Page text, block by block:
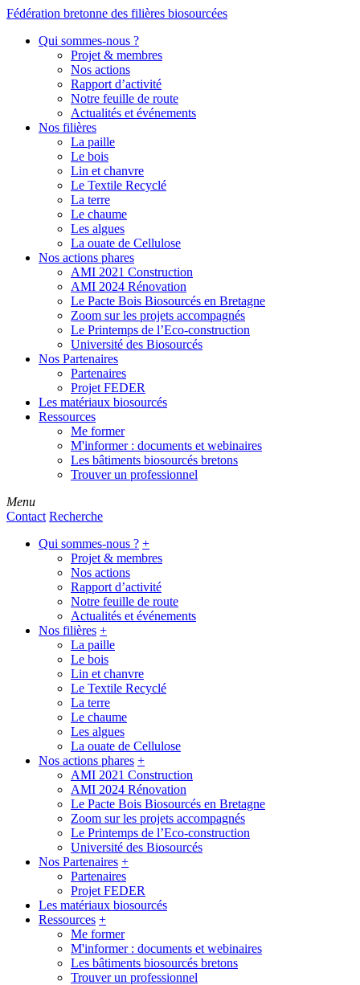
Fédération bretonne des filières biosourcées
Qui sommes-nous ?
Projet & membres
Nos actions
Rapport d’activité
Notre feuille de route
Actualités et événements
Nos filières
La paille
Le bois
Lin et chanvre
Le Textile Recyclé
La terre
Le chaume
Les algues
La ouate de Cellulose
Nos actions phares
AMI 2021 Construction
AMI 2024 Rénovation
Le Pacte Bois Biosourcés en Bretagne
Zoom sur les projets accompagnés
Le Printemps de l’Eco-construction
Université des Biosourcés
Nos Partenaires
Partenaires
Projet FEDER
Les matériaux biosourcés
Ressources
Me former
M'informer : documents et webinaires
Les bâtiments biosourcés bretons
Trouver un professionnel
Menu
Contact Recherche
Qui sommes-nous ? +
Projet & membres
Nos actions
Rapport d’activité
Notre feuille de route
Actualités et événements
Nos filières +
La paille
Le bois
Lin et chanvre
Le Textile Recyclé
La terre
Le chaume
Les algues
La ouate de Cellulose
Nos actions phares +
AMI 2021 Construction
AMI 2024 Rénovation
Le Pacte Bois Biosourcés en Bretagne
Zoom sur les projets accompagnés
Le Printemps de l’Eco-construction
Université des Biosourcés
Nos Partenaires +
Partenaires
Projet FEDER
Les matériaux biosourcés
Ressources +
Me former
M'informer : documents et webinaires
Les bâtiments biosourcés bretons
Trouver un professionnel